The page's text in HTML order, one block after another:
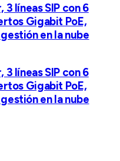
líneas SIP con 6
Gigabit PoE,
en la nube
líneas SIP con 6
Gigabit PoE,
en la nube